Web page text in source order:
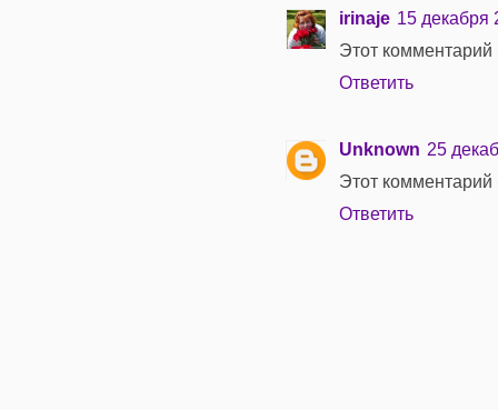
irinaje 15 декабря
Этот
Ответить
Unknown 25
Этот
Ответить